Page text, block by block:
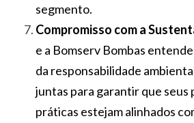
segmento.
Compromisso com a
e a Bomserv Bombas
da responsabilidade
juntas para garantir que seus
práticas estejam alinhados